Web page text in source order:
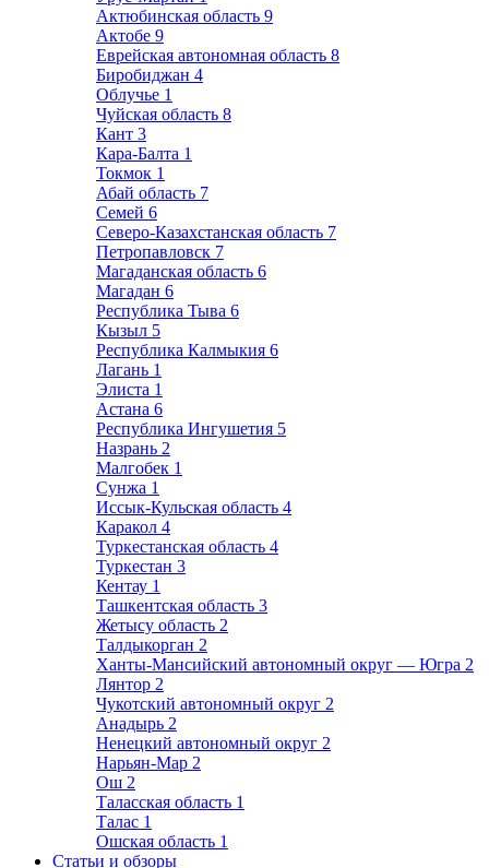
Актюбинская область 9
Актобе 9
Еврейская автономная область 8
Биробиджан 4
Облучье 1
Чуйская область 8
Кант 3
Кара-Балта 1
Токмок 1
Абай область 7
Семей 6
Северо-Казахстанская область 7
Петропавловск 7
Магаданская область 6
Магадан 6
Республика Тыва 6
Кызыл 5
Республика Калмыкия 6
Лагань 1
Элиста 1
Астана 6
Республика Ингушетия 5
Назрань 2
Малгобек 1
Сунжа 1
Иссык-Кульская область 4
Каракол 4
Туркестанская область 4
Туркестан 3
Кентау 1
Ташкентская область 3
Жетысу область 2
Талдыкорган 2
Ханты-Мансийский автономный округ — Югра 2
Лянтор 2
Чукотский автономный округ 2
Анадырь 2
Ненецкий автономный округ 2
Нарьян-Мар 2
Ош 2
Таласская область 1
Талас 1
Ошская область 1
Статьи и обзоры